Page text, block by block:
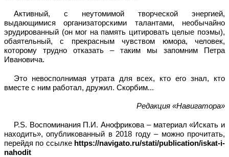
Активный, с неутомимой творческой энергией,
выдающимися организаторскими талантами, необычайно
эрудированный (он мог на память цитировать целые поэмы),
обаятельный, с прекрасным чувством юмора, человек,
которому трудно отказать – таким мы запомним Петра
Ивановича.
Это невосполнимая утрата для всех, кто его знал, кто
вместе с ним работал, дружил. Скорбим...
Редакция «Навигатора»
P.S. Воспоминания П.И. Анофрикова – материал «Искать и
находить», опубликованный в 2018 году – можно прочитать,
перейдя по ссылке https://navigato.ru/stati/publication/iskat-i-
nahodit